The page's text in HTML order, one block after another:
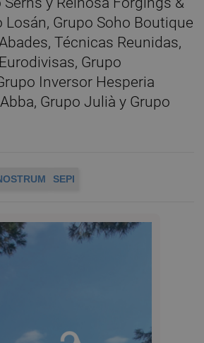
Losán, Grupo Soho Boutique
Técnicas Reunidas,
Grupo
Inversor Hesperia
Grupo Julià y Grupo
SEPI